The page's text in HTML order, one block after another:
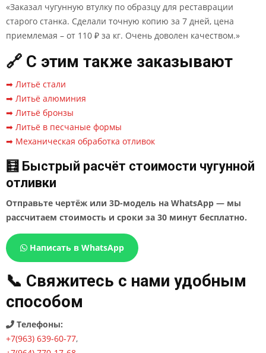
«Заказал чугунную втулку по образцу для реставрации
старого станка. Сделали точную копию за 7 дней, цена
приемлемая – от 110 ₽ за кг. Очень доволен качеством.»
🔗 С этим также заказывают
➡ Литьё стали
➡ Литьё алюминия
➡ Литьё бронзы
➡ Литьё в песчаные формы
➡ Механическая обработка отливок
🧮 Быстрый расчёт стоимости чугунной
отливки
Отправьте чертёж или 3D-модель на WhatsApp — мы
рассчитаем стоимость и сроки за 30 минут бесплатно.
Написать в WhatsApp
📞 Свяжитесь с нами удобным
способом
Телефоны:
+7(963) 639-60-77,